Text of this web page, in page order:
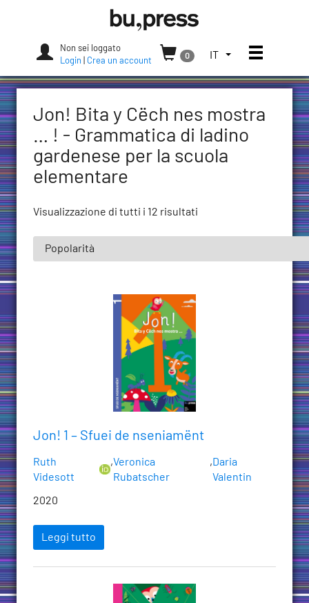
Press
Non sei loggato
Login
Crea un account
0
SELEZIONA
LINGUA.
ATTUALE:
ITALIANO
IT Apri/
Jon! Bita y Cëch nes mostra
… ! - Grammatica di ladino
gardenese per la scuola
elementare
Visualizzazione di tutti i 12 risultati
Jon! 1 – Sfuei de nseniamënt
Ruth
Videsott
,Veronica
Rubatscher
,Daria
Valentin
2020
Leggi tutto